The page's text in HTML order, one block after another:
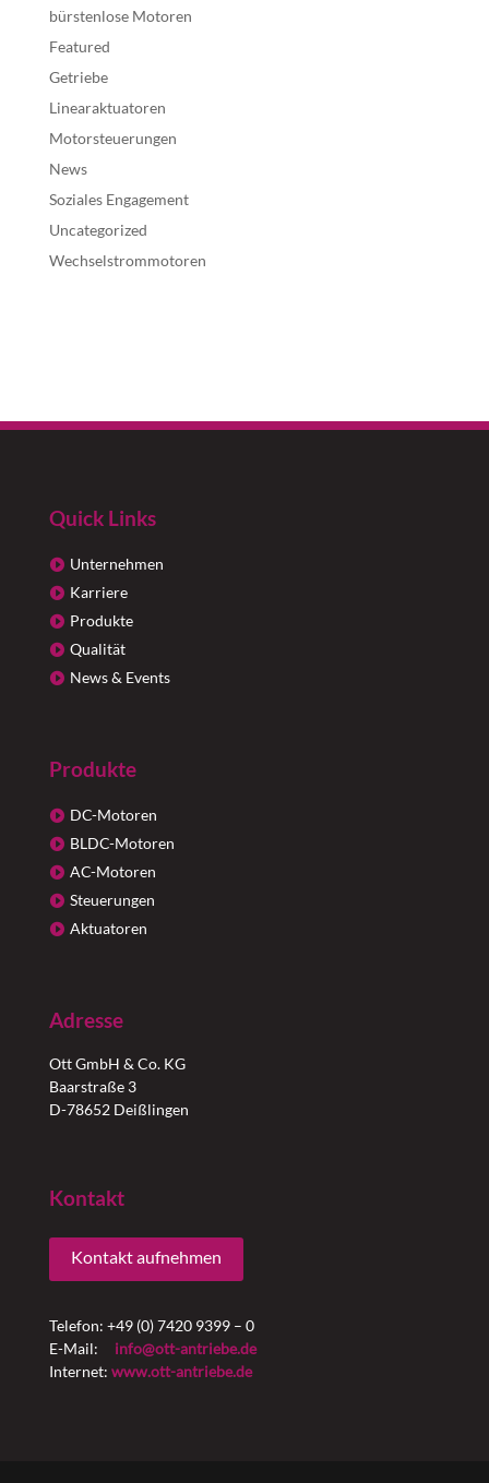
bürstenlose Motoren
Featured
Getriebe
Linearaktuatoren
Motorsteuerungen
News
Soziales Engagement
Uncategorized
Wechselstrommotoren
Quick Links
Unternehmen
Karriere
Produkte
Qualität
News & Events
Produkte
DC-Motoren
BLDC-Motoren
AC-Motoren
Steuerungen
Aktuatoren
Adresse
Ott GmbH & Co. KG
Baarstraße 3
D-78652 Deißlingen
Kontakt
Kontakt aufnehmen
Telefon: +49 (0) 7420 9399 – 0
E-Mail: info@ott-antriebe.de
Internet: www.ott-antriebe.de